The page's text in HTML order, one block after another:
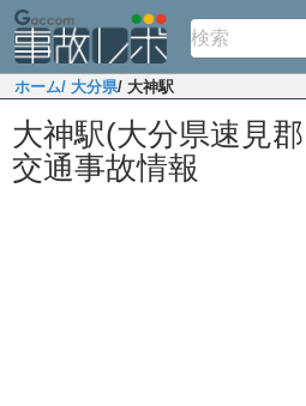
ホーム/ 大分県/ 大神駅
大神駅(大分県速見
交通事故情報